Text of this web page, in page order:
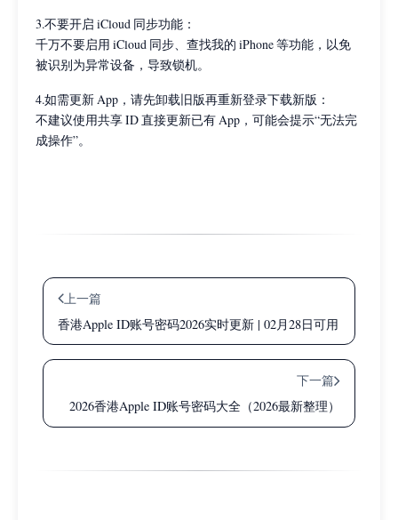
3.不要开启 iCloud 同步功能：
千万不要启用 iCloud 同步、查找我的 iPhone 等功能，以免
被识别为异常设备，导致锁机。
4.如需更新 App，请先卸载旧版再重新登录下载新版：
不建议使用共享 ID 直接更新已有 App，可能会提示“无法完
成操作”。
上一篇
香港Apple ID账号密码2026实时更新 | 02月28日可用
下一篇
2026香港Apple ID账号密码大全（2026最新整理）